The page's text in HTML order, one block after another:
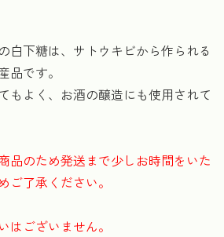
白下糖は、サトウキビから作られる
品です。
もよく、お酒の醸造にも使用されて
品のため発送まで少しお時間をいた
ご了承ください。
ございません。